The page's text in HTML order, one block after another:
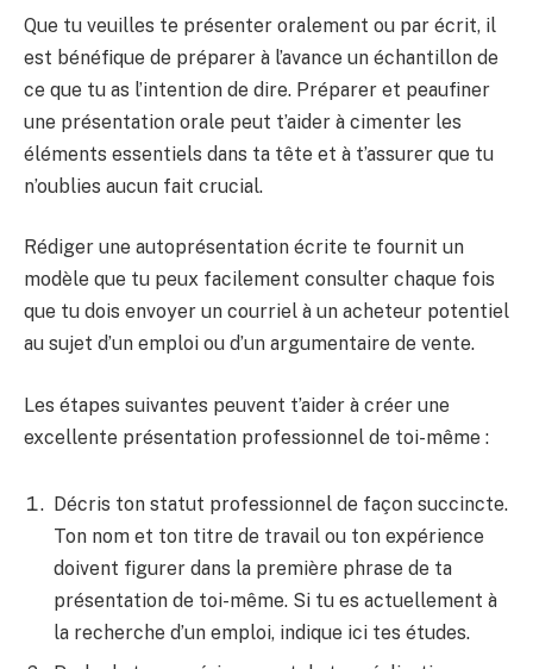
Que tu veuilles te présenter oralement ou par écrit, il
est bénéfique de préparer à l’avance un échantillon de
ce que tu as l’intention de dire. Préparer et peaufiner
une présentation orale peut t’aider à cimenter les
éléments essentiels dans ta tête et à t’assurer que tu
n’oublies aucun fait crucial.
Rédiger une autoprésentation écrite te fournit un
modèle que tu peux facilement consulter chaque fois
que tu dois envoyer un courriel à un acheteur potentiel
au sujet d’un emploi ou d’un argumentaire de vente.
Les étapes suivantes peuvent t’aider à créer une
excellente présentation professionnel de toi-même :
Décris ton statut professionnel de façon succincte.
Ton nom et ton titre de travail ou ton expérience
doivent figurer dans la première phrase de ta
présentation de toi-même. Si tu es actuellement à
la recherche d’un emploi, indique ici tes études.